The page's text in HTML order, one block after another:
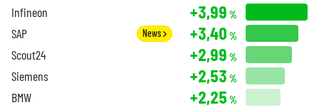
Infineon +3,99 %
SAP News +3,40 %
Scout24 +2,99 %
Siemens +2,53 %
BMW +2,25 %